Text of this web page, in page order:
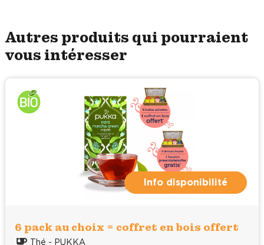
Autres produits qui pourraient
vous intéresser
Info disponibilité
6 pack au choix = coffret en bois offert
Thé - PUKKA